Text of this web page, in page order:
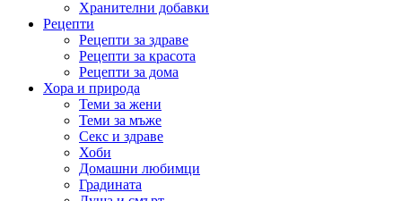
Хранителни добавки
Рецепти
Рецепти за здраве
Рецепти за красота
Рецепти за дома
Хора и природа
Теми за жени
Теми за мъже
Секс и здраве
Хоби
Домашни любимци
Градината